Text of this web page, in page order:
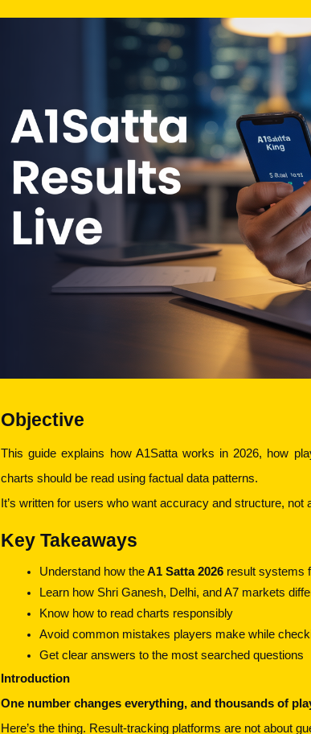
Objective
This guide explains how A1Satta works in 2026, how
charts should be read using factual data patterns.
It’s written for users who want accuracy and structure, not
Key Takeaways
Understand how the A1 Satta 2026 result systems
Learn how Shri Ganesh, Delhi, and A7 markets
Know how to read charts responsibly
Avoid common mistakes players make while
Get clear answers to the most searched questions
Introduction
One number changes everything, and thousands of
Here’s the thing. Result-tracking platforms are not about